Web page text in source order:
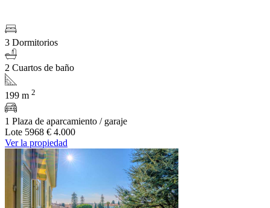
3 Dormitorios
2 Cuartos de baño
199 m 2
1 Plaza de aparcamiento / garaje
Lote 5968 € 4.000
Ver la propiedad